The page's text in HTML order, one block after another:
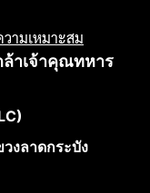
วามเหมาะสม
ล้าเจ้าคุณทหาร
งลาดกระบัง